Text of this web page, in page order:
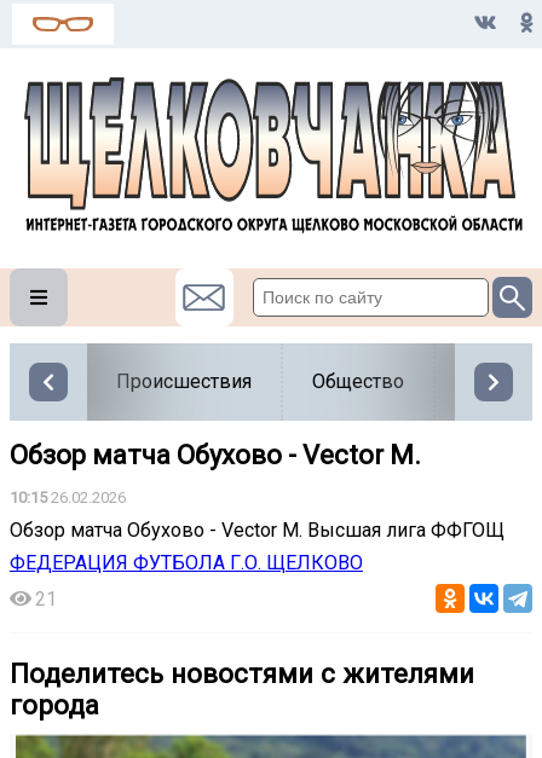
Происшествия Общество Власть
Обзор матча Обухово - Vector M.
10:1526.02.2026
Обзор матча Обухово - Vector M. Высшая лига ФФГОЩ
ФЕДЕРАЦИЯ ФУТБОЛА Г.О. ЩЕЛКОВО
21
Поделитесь новостями с жителями
города